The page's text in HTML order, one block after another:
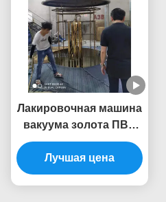
Лакировочная машина
вакуума золота ПВД
стула таблицы мебели
нержавеющей стали
большой емкости
Лучшая цена